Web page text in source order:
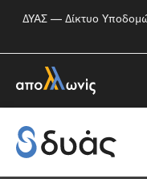
ΔΥΑΣ — Δίκτυο